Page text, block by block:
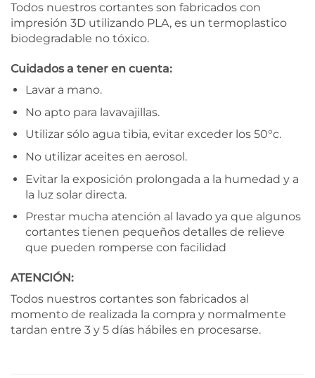
Todos nuestros cortantes son fabricados con
impresión 3D utilizando PLA, es un termoplastico
biodegradable no tóxico.
Cuidados a tener en cuenta:
Lavar a mano.
No apto para lavavajillas.
Utilizar sólo agua tibia, evitar exceder los 50°c.
No utilizar aceites en aerosol.
Evitar la exposición prolongada a la humedad y a
la luz solar directa.
Prestar mucha atención al lavado ya que algunos
cortantes tienen pequeños detalles de relieve
que pueden romperse con facilidad
ATENCIÓN:
Todos nuestros cortantes son fabricados al
momento de realizada la compra y normalmente
tardan entre 3 y 5 días hábiles en procesarse.